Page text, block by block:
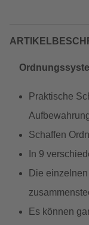
Praktische
Schaffen
In 9
Die
Es können